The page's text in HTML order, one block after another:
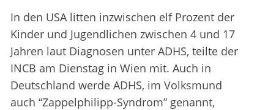
In den USA litten inzwischen elf Prozent der
Kinder und Jugendlichen zwischen 4 und 17
Jahren laut Diagnosen unter ADHS, teilte der
INCB am Dienstag in Wien mit. Auch in
Deutschland werde ADHS, im Volksmund
auch “Zappelphilipp-Syndrom” genannt,